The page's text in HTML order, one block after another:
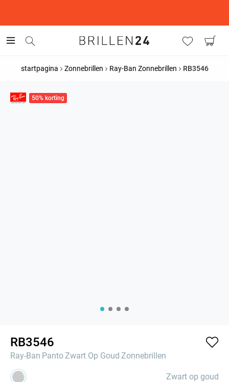
startpagina Zonnebrillen Ray-Ban Zonnebrillen RB3546
50% korting
RB3546
Ray-Ban PantoZwart Op Goud Zonnebrillen
Zwart op goud